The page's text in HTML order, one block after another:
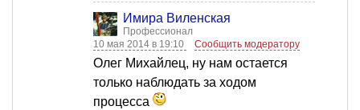
Имира Виленская
Профессионал
10 мая 2014 в 19:10
Сообщить модератору
Олег Михайлец, ну нам остается
только наблюдать за ходом
процесса